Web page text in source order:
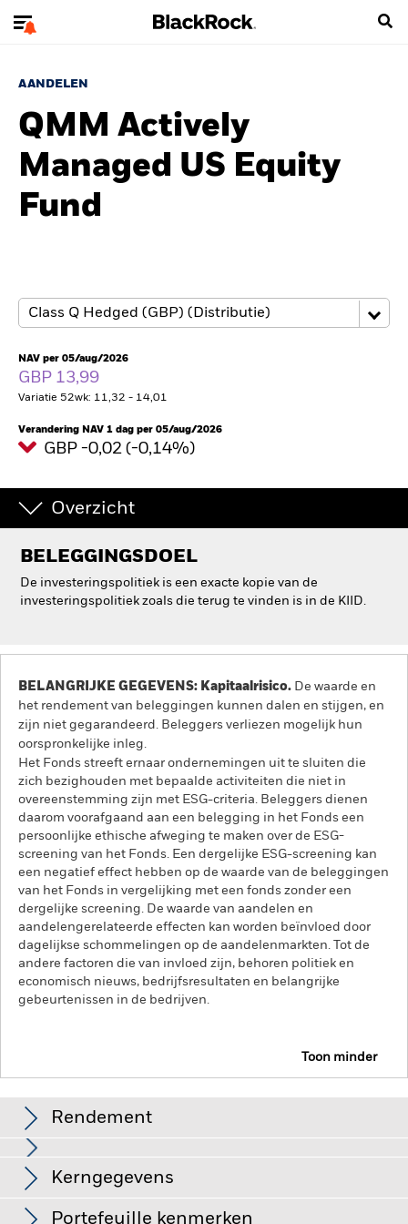
AANDELEN
QMM Actively
Managed US Equity
Fund
NAV per 05/aug/2026
GBP 13,99
Variatie 52wk: 11,32 - 14,01
Verandering NAV 1 dag per 05/aug/2026
GBP -0,02 (-0,14%)
Overzicht
BELEGGINGSDOEL
De investeringspolitiek is een exacte kopie van de
investeringspolitiek zoals die terug te vinden is in de KIID.
BELANGRIJKE GEGEVENS: Kapitaalrisico. De waarde en
het rendement van beleggingen kunnen dalen en stijgen, en
zijn niet gegarandeerd. Beleggers verliezen mogelijk hun
oorspronkelijke inleg.
Het Fonds streeft ernaar ondernemingen uit te sluiten die
zich bezighouden met bepaalde activiteiten die niet in
overeenstemming zijn met ESG-criteria. Beleggers dienen
daarom voorafgaand aan een belegging in het Fonds een
persoonlijke ethische afweging te maken over de ESG-
screening van het Fonds. Een dergelijke ESG-screening kan
een negatief effect hebben op de waarde van de beleggingen
van het Fonds in vergelijking met een fonds zonder een
dergelijke screening. De waarde van aandelen en
aandelengerelateerde effecten kan worden beïnvloed door
dagelijkse schommelingen op de aandelenmarkten. Tot de
andere factoren die van invloed zijn, behoren politiek en
economisch nieuws, bedrijfsresultaten en belangrijke
gebeurtenissen in de bedrijven.
Toon minder
Rendement
Volledige grafiek bekijken
De waarde van aandelen en aandelengerelateerde effecten
kan worden beïnvloed door dagelijkse schommelingen op de
aandelenmarkten. Tot de andere factoren die van invloed zijn,
Kerngegevens
Portefeuille kenmerken